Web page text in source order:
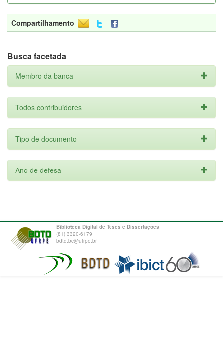
Compartilhamento
Busca facetada
Membro da banca
Todos contribuidores
Tipo de documento
Ano de defesa
Biblioteca Digital de Teses e Dissertações
(81) 3320-6179
bdtd.bc@ufrpe.br